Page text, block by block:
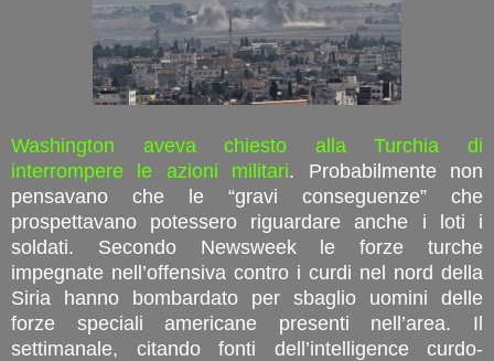
Washington aveva chiesto alla Turchia di
interrompere le azioni militari. Probabilmente non
pensavano che le “gravi conseguenze” che
prospettavano potessero riguardare anche i loti i
soldati. Secondo Newsweek le forze turche
impegnate nell’offensiva contro i curdi nel nord della
Siria hanno bombardato per sbaglio uomini delle
forze speciali americane presenti nell’area. Il
settimanale, citando fonti dell’intelligence curdo-